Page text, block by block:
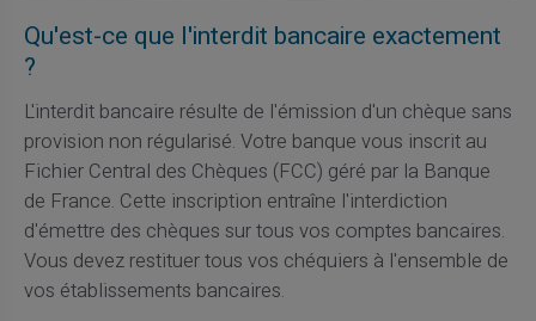
Qu'est-ce que l'interdit bancaire exactement
?
L'interdit bancaire résulte de l'émission d'un chèque sans
provision non régularisé. Votre banque vous inscrit au
Fichier Central des Chèques (FCC) géré par la Banque
de France. Cette inscription entraîne l'interdiction
d'émettre des chèques sur tous vos comptes bancaires.
Vous devez restituer tous vos chéquiers à l'ensemble de
vos établissements bancaires.